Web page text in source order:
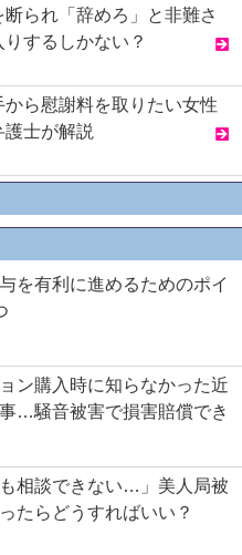
られ「辞めろ」と非難さ
するしかない？
ら慰謝料を取りたい女性
士が解説
を有利に進めるためのポイ
ン購入時に知らなかった近
…騒音被害で損害賠償でき
も相談できない…」美人局被
たらどうすればいい？